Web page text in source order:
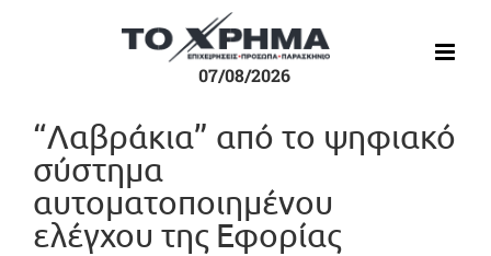
07/08/2026
“Λαβράκια” από το ψηφιακό
σύστημα
αυτοματοποιημένου
ελέγχου της Εφορίας